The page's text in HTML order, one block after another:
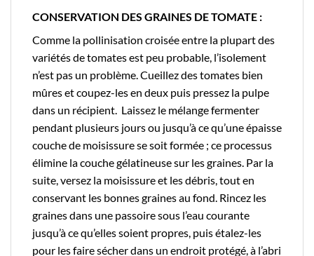
CONSERVATION DES GRAINES DE TOMATE :
Comme la pollinisation croisée entre la plupart des
variétés de tomates est peu probable, l’isolement
n’est pas un problème. Cueillez des tomates bien
mûres et coupez-les en deux puis pressez la pulpe
dans un récipient. Laissez le mélange fermenter
pendant plusieurs jours ou jusqu’à ce qu’une épaisse
couche de moisissure se soit formée ; ce processus
élimine la couche gélatineuse sur les graines. Par la
suite, versez la moisissure et les débris, tout en
conservant les bonnes graines au fond. Rincez les
graines dans une passoire sous l’eau courante
jusqu’à ce qu’elles soient propres, puis étalez-les
pour les faire sécher dans un endroit protégé, à l’abri